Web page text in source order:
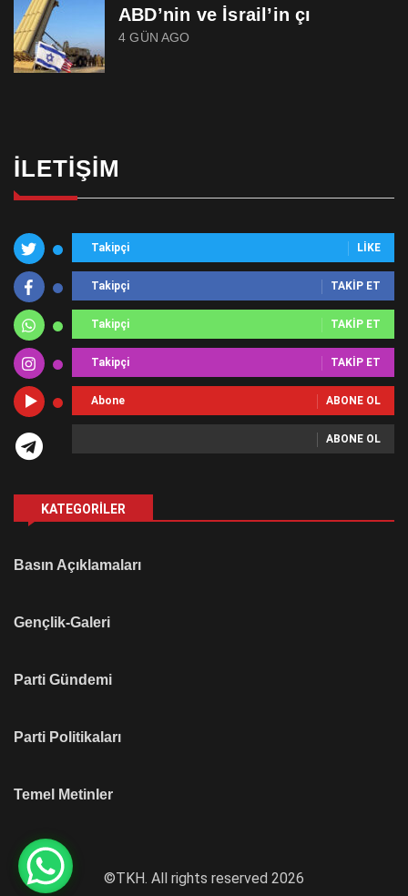
ABD’nin ve İsrail’in çı
4 GÜN AGO
İLETIŞIM
Takipçi LIKE
Takipçi TAKIP ET
Takipçi TAKIP ET
Takipçi TAKIP ET
Abone ABONE OL
ABONE OL
KATEGORILER
Basın Açıklamaları
Gençlik-Galeri
Parti Gündemi
Parti Politikaları
Temel Metinler
©TKH. All rights reserved 2026